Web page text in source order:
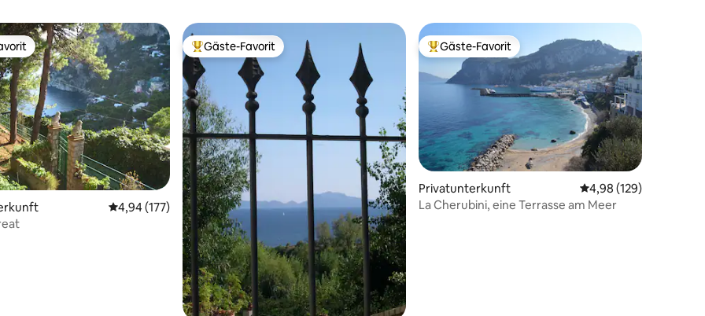
4,95 von 5, 170 Bewertungen
Durchschnittliche Bewertung: 4,94 von 5, 177 Bewertungen
4,94 (177)
Beliebter Gäste-Favorit.
Gäste-Favorit Beliebter Gäste-Favorit.
Gäste-Favorit
Privatunterkunft Durchschnittliche
4,98 (129)
La Cherubini, eine Terrasse am Meer